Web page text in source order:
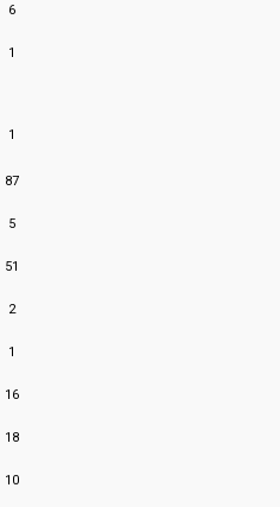
6
1
1
87
5
51
2
1
16
18
10